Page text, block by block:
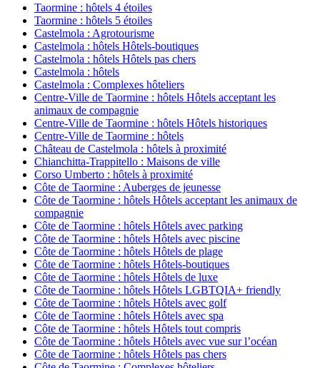
Taormine : hôtels 4 étoiles
Taormine : hôtels 5 étoiles
Castelmola : Agrotourisme
Castelmola : hôtels Hôtels-boutiques
Castelmola : hôtels Hôtels pas chers
Castelmola : hôtels
Castelmola : Complexes hôteliers
Centre-Ville de Taormine : hôtels Hôtels acceptant les
animaux de compagnie
Centre-Ville de Taormine : hôtels Hôtels historiques
Centre-Ville de Taormine : hôtels
Château de Castelmola : hôtels à proximité
Chianchitta-Trappitello : Maisons de ville
Corso Umberto : hôtels à proximité
Côte de Taormine : Auberges de jeunesse
Côte de Taormine : hôtels Hôtels acceptant les animaux de
compagnie
Côte de Taormine : hôtels Hôtels avec parking
Côte de Taormine : hôtels Hôtels avec piscine
Côte de Taormine : hôtels Hôtels de plage
Côte de Taormine : hôtels Hôtels-boutiques
Côte de Taormine : hôtels Hôtels de luxe
Côte de Taormine : hôtels Hôtels LGBTQIA+ friendly
Côte de Taormine : hôtels Hôtels avec golf
Côte de Taormine : hôtels Hôtels avec spa
Côte de Taormine : hôtels Hôtels tout compris
Côte de Taormine : hôtels Hôtels avec vue sur l’océan
Côte de Taormine : hôtels Hôtels pas chers